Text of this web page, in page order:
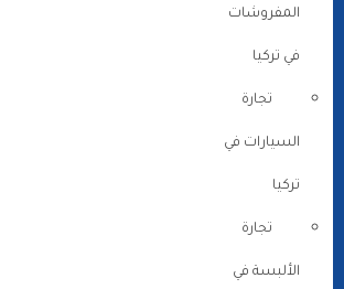
المفروشات
في تركيا
تجارة
السيارات في
تركيا
تجارة
الألبسة في